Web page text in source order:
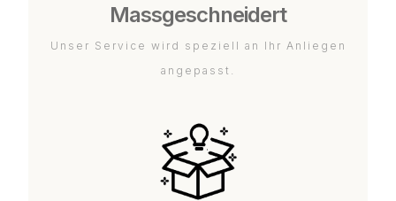
Massgeschneidert
Unser Service wird speziell an Ihr Anliegen
angepasst.